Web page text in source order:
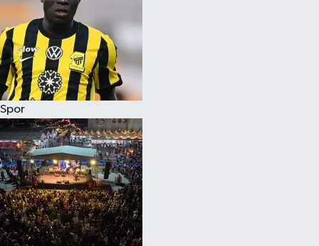
Spor